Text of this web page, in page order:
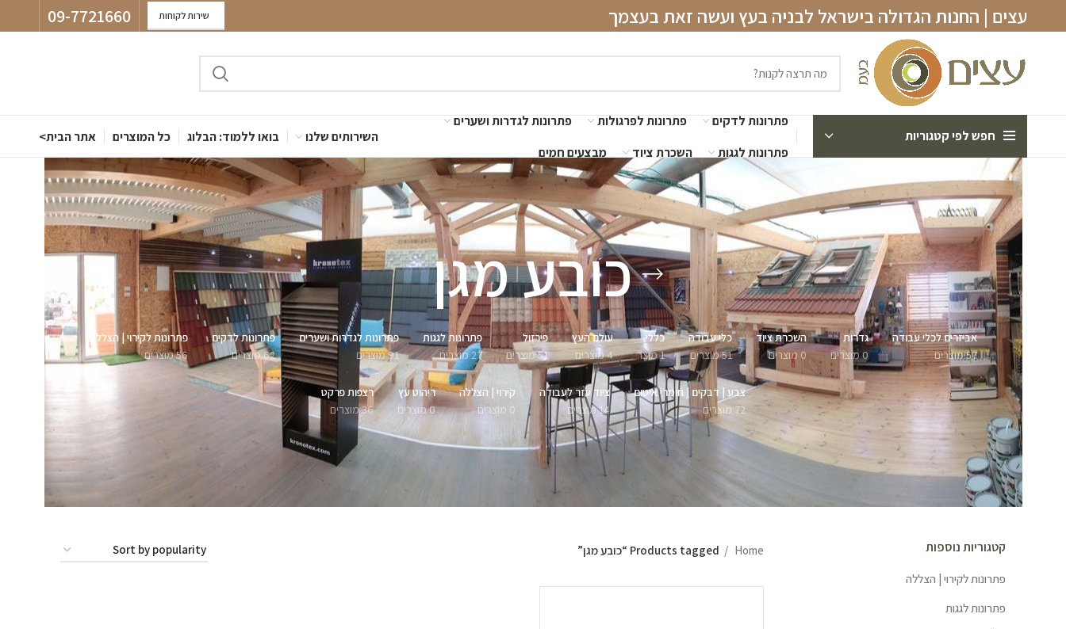
עצים | החנות הגדולה בישראל לבניה בעץ ועשה זאת בעצמך שירות לקוחות 09-7721660
חפש לפי קטגוריות
פתרונות לדקים פתרונות לפרגולות
פתרונות לגדרות ושערים
פתרונות לגגות
השכרת ציוד מבצעים חמים
השירותים שלנו בואו ללמוד: הבלוג כל המוצרים אתר הבית>
כובע מגן
אביזרים לכלי עבודה
57 מוצרים
גדרות
0 מוצרים
השכרת ציוד
0 מוצרים
כלי עבודה
51 מוצרים
כללי
1 מוצר
עולם העץ
4 מוצרים
פירזול
51 מוצרים
פתרונות לגגות
27 מוצרים
פתרונות לגדרות ושערים
91 מוצרים
פתרונות לדקים
62 מוצרים
פתרונות לקירוי | הצללה
56 מוצרים
צבע | דבקים | חומרי איטום
72 מוצרים
ציוד עזר לעבודה
14 מוצרים
קירוי | הצללה
0 מוצרים
ריהוט עץ
0 מוצרים
רצפות פרקט
36 מוצרים
קטגוריות נוספות
פתרונות לקירוי | הצללה
פתרונות לגגות
Home Products tagged “כובע מגן”